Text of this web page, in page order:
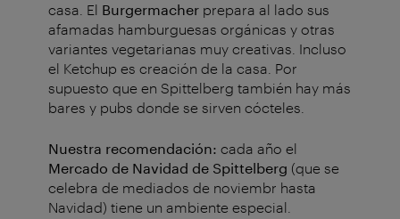
casa. El Burgermacher prepara al lado sus
afamadas hamburguesas orgánicas y otras
variantes vegetarianas muy creativas. Incluso
el Ketchup es creación de la casa. Por
supuesto que en Spittelberg también hay más
bares y pubs donde se sirven cócteles.
Nuestra recomendación: cada año el
Mercado de Navidad de Spittelberg (que se
celebra de mediados de noviembr hasta
Navidad) tiene un ambiente especial.